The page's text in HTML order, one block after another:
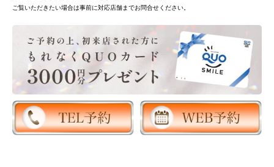
ご覧いただきたい場合は事前に対応店舗までお問合せください。